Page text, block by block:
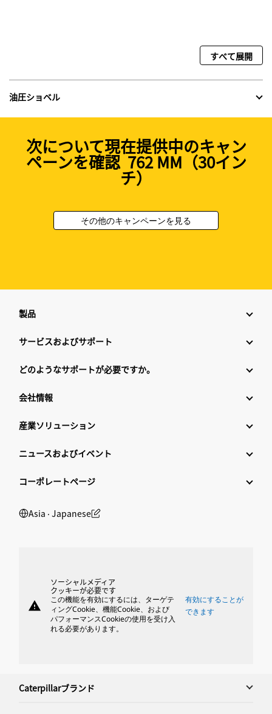
すべて展開
油圧ショベル
次について現在提供中のキャン
ペーンを確認 762 MM（30イン
チ）
その他のキャンペーンを見る
製品
サービスおよびサポート
どのようなサポートが必要ですか。
会社情報
産業ソリューション
ニュースおよびイベント
コーポレートページ
Asia ‧ Japanese
warning
ソーシャルメディア
クッキーが必要です
この機能を有効にするには、ターゲテ
ィングCookie、機能Cookie、および
パフォーマンスCookieの使用を受け入
れる必要があります。
有効にすることが
できます
Caterpillarブランド